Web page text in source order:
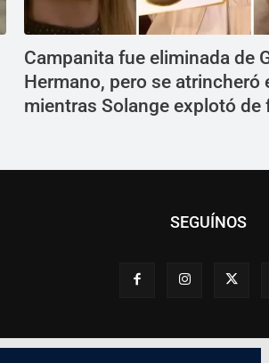
Campanita fue eliminada de
Hermano, pero se atrincheró
mientras Solange explotó de
SEGUÍNOS